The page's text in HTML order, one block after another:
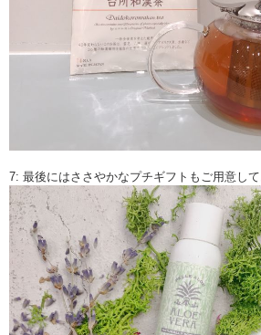
7: 最後にはささやかなプチギフトもご用意して